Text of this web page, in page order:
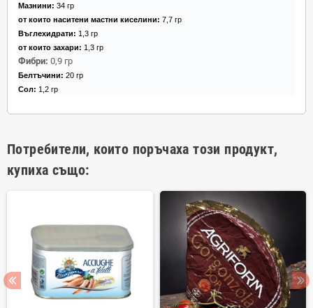
Мазнини: 34 гр
от които наситени мастни киселини: 7,7 гр
Въглехидрати: 1,3 гр
от които захари: 1,3 гр
Фибри: 0,9 гр
Белтъчини: 20 гр
Сол: 1,2 гр
Потребители, които поръчаха този продукт,
купиха също: